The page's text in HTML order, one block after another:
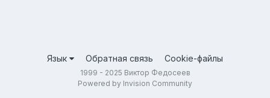
Язык Обратная связь Cookie-файлы
1999 - 2025 Виктор Федосеев
Powered by Invision Community